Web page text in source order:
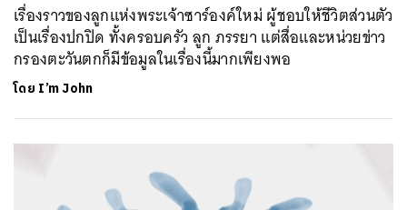
เรื่องราวของลูกแห่งพระเจ้าซาร์องค์ใหม่ ผู้ชอบให้ชีวิตส่วนตัว
เป็นเรื่องปกปิด ทั้งครอบครัว ลูก ภรรยา แต่สื่อและหน่วยข่าว
กรองตะวันตกก็มีข้อมูลในเรื่องนี้มากเพียงพอ
โดย I’m John